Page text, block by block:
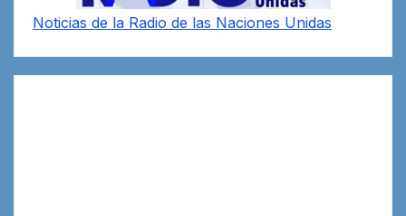
Noticias de la Radio de las Naciones Unidas